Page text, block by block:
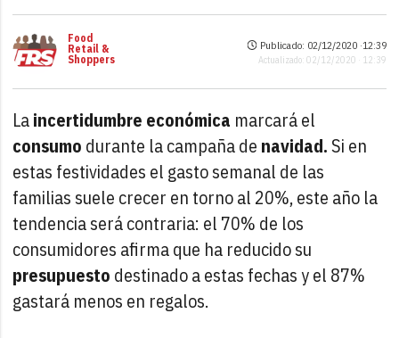
Food
Retail &
Shoppers
Publicado: 02/12/2020 ·12:39
Actualizado: 02/12/2020 · 12:39
Laincertidumbre económica marcará el
consumo durante la campaña de navidad.Si en
estas festividades el gasto semanal de las
familias suele crecer en torno al 20%, este año la
tendencia será contraria: el 70% de los
consumidores afirma que ha reducido su
presupuesto destinado a estas fechas y el 87%
gastará menos en regalos.